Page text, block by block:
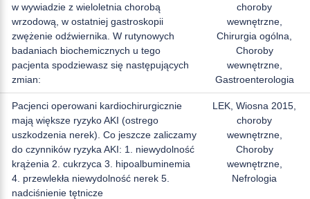
w wywiadzie z wieloletnia chorobą
wrzodową, w ostatniej gastroskopii
zwężenie odźwiernika. W rutynowych
badaniach biochemicznych u tego
pacjenta spodziewasz się następujących
zmian:
choroby
wewnętrzne,
Chirurgia ogólna,
Choroby
wewnętrzne,
Gastroenterologia
Pacjenci operowani kardiochirurgicznie
mają większe ryzyko AKI (ostrego
uszkodzenia nerek). Co jeszcze zaliczamy
do czynników ryzyka AKI: 1. niewydolność
krążenia 2. cukrzyca 3. hipoalbuminemia
4. przewlekła niewydolność nerek 5.
nadciśnienie tętnicze
LEK, Wiosna 2015,
choroby
wewnętrzne,
Choroby
wewnętrzne,
Nefrologia